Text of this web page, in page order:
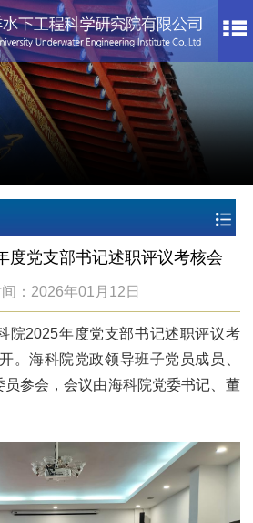
度党支部书记述职评议考核会
：2026年01月12日
院2025年度党支部书记述职评议考
。海科院党政领导班子党员成员、
参会，会议由海科院党委书记、董